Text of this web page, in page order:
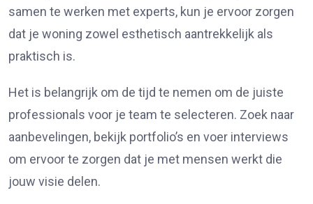
samen te werken met experts, kun je ervoor zorgen
dat je woning zowel esthetisch aantrekkelijk als
praktisch is.
Het is belangrijk om de tijd te nemen om de juiste
professionals voor je team te selecteren. Zoek naar
aanbevelingen, bekijk portfolio’s en voer interviews
om ervoor te zorgen dat je met mensen werkt die
jouw visie delen.